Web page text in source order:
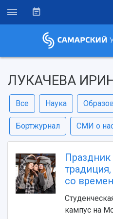
ЛУКАЧЕВА
Все Наука
Бортжурнал СМИ о
со
кампус на